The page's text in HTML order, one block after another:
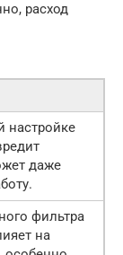
расход
настройке
даже
фильтра
на